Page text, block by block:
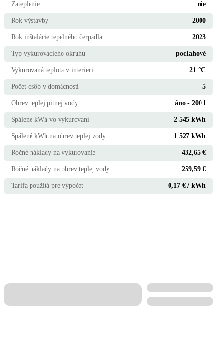
Zateplenie nie
Rok výstavby 2000
Rok inštalácie tepelného čerpadla 2023
Typ vykurovacieho okruhu podlahové
Vykurovaná teplota v interieri 21 °C
Počet osôb v domácnosti 5
Ohrev teplej pitnej vody áno - 200 l
Spálené kWh vo vykurovaní 2 545 kWh
Spálené kWh na ohrev teplej vody 1 527 kWh
Ročné náklady na vykurovanie 432,65 €
Ročné náklady na ohrev teplej vody 259,59 €
Tarifa použitá pre výpočet 0,17 € / kWh